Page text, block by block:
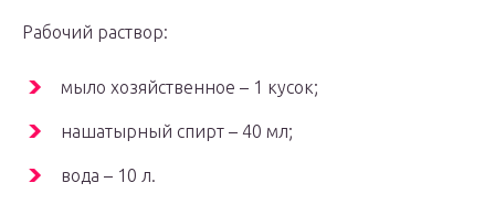
Рабочий раствор:
мыло хозяйственное – 1 кусок;
нашатырный спирт – 40 мл;
вода – 10 л.